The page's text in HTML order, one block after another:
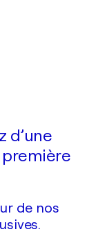
est vendue ?
d’une
première
de nos